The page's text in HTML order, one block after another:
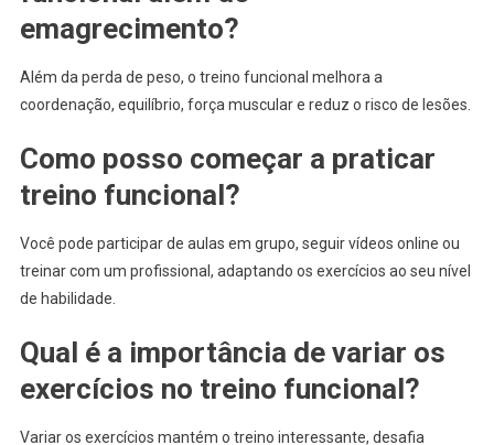
emagrecimento?
Além da perda de peso, o treino funcional melhora a
coordenação, equilíbrio, força muscular e reduz o risco de lesões.
Como posso começar a praticar
treino funcional?
Você pode participar de aulas em grupo, seguir vídeos online ou
treinar com um profissional, adaptando os exercícios ao seu nível
de habilidade.
Qual é a importância de variar os
exercícios no treino funcional?
Variar os exercícios mantém o treino interessante, desafia